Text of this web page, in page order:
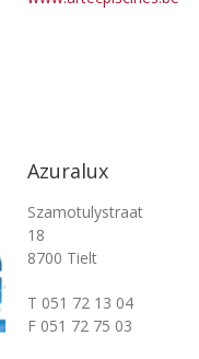
Azuralux
Szamotulystraat
18
8700 Tielt
T 051 72 13 04
F 051 72 75 03